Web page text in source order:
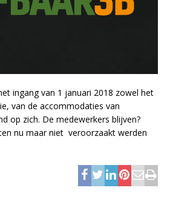
ingang van 1 januari 2018 zowel het
van de accommodaties van
op zich. De medewerkers blijven?
nu maar niet veroorzaakt werden